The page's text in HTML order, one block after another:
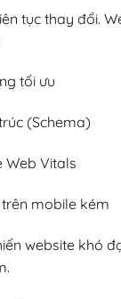
tục thay đổi.
tối ưu
(Schema)
Web Vitals
mobile kém
website khó